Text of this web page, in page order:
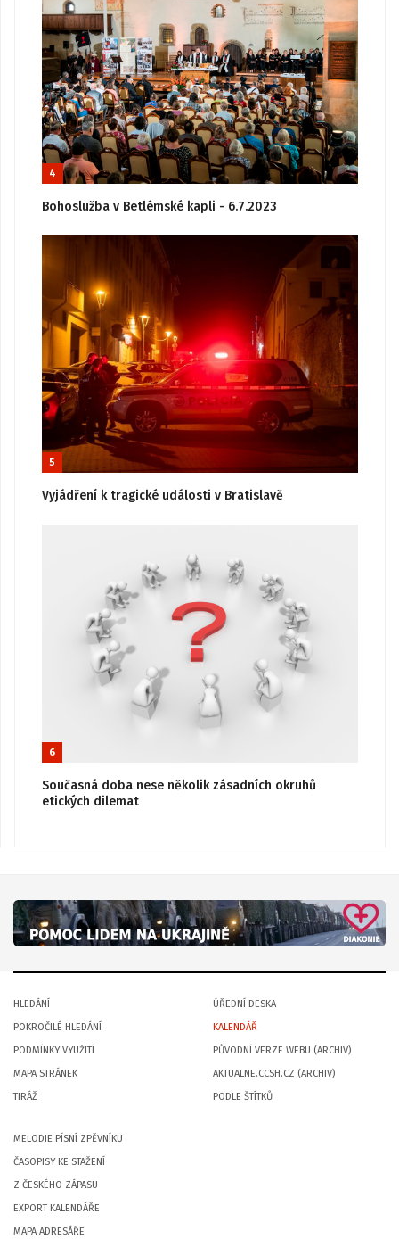
4
Bohoslužba v Betlémské kapli - 6.7.2023
5
Vyjádření k tragické události v Bratislavě
6
Současná doba nese několik zásadních okruhů
etických dilemat
HLEDÁNÍ
POKROČILÉ HLEDÁNÍ
PODMÍNKY VYUŽITÍ
MAPA STRÁNEK
TIRÁŽ
ÚŘEDNÍ DESKA
KALENDÁŘ
PŮVODNÍ VERZE WEBU (ARCHIV)
AKTUALNE.CCSH.CZ (ARCHIV)
PODLE ŠTÍTKŮ
MELODIE PÍSNÍ ZPĚVNÍKU
ČASOPISY KE STAŽENÍ
Z ČESKÉHO ZÁPASU
EXPORT KALENDÁŘE
MAPA ADRESÁŘE